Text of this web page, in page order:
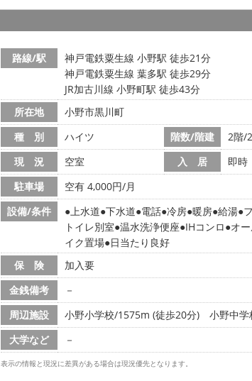
路線/駅
神戸電鉄粟生線 小野駅 徒歩21分
神戸電鉄粟生線 葉多駅 徒歩29分
JR加古川線 小野町駅 徒歩43分
所在地
小野市黒川町
種 別
ハイツ 階数/階建 2階/
現 況
空室 入 居 即時
駐車場
空有 4,000円/月
設備/条件
上水道 下水道 電話 冷房 暖房 給湯
トイレ別室 温水洗浄便座 IHコンロ オ
イク置場 日当たり良好
保 険
加入要
金銭備考
－
周辺施設
小野小学校/1575m (徒歩20分) 小野中
大学など
－
表示の情報と現況に差異がある場合は現況優先となります。